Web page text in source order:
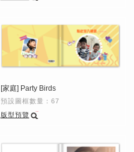
[家庭] Party Birds
預設圖框數量：67
版型預覽